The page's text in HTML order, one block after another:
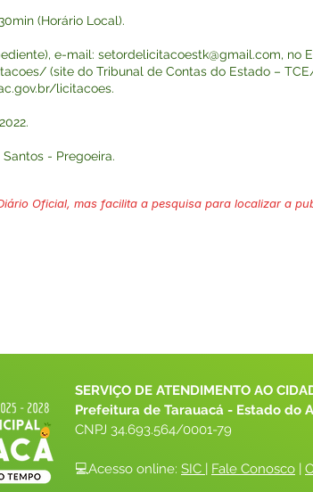
(Horário Local).
e-mail: setordelicitacoestk@gmail.com, no
(site do Tribunal de Contas do Estado –
licitacoes.
- Pregoeira.
Oficial, mas facilita a pesquisa para localizar a
SERVIÇO DE ATENDIMENTO AO
Prefeitura de Tarauacá - Estado do
CNPJ 34.693.564/0001-79
💻Acesso online: SIC | Fale Conosco |